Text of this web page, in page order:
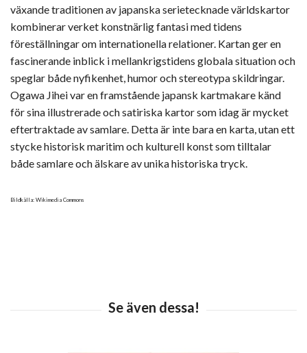
växande traditionen av japanska serietecknade världskartor
kombinerar verket konstnärlig fantasi med tidens
föreställningar om internationella relationer. Kartan ger en
fascinerande inblick i mellankrigstidens globala situation och
speglar både nyfikenhet, humor och stereotypa skildringar.
Ogawa Jihei var en framstående japansk kartmakare känd
för sina illustrerade och satiriska kartor som idag är mycket
eftertraktade av samlare. Detta är inte bara en karta, utan ett
stycke historisk maritim och kulturell konst som tilltalar
både samlare och älskare av unika historiska tryck.
Bildkälla: Wikimedia Commons